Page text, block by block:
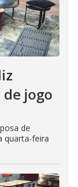
jogo
de
quarta-feira